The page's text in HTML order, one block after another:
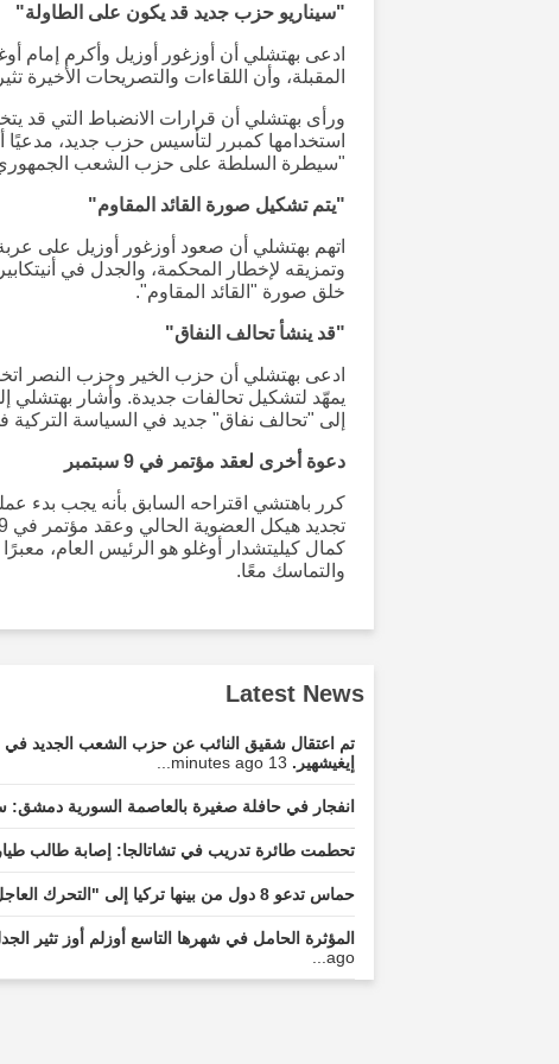
"سيناريو حزب جديد قد يكون على الطاولة"
ادعى بهتشلي أن أوزغور أوزيل وأكرم إمام
المقبلة، وأن اللقاءات والتصريحات الأخيرة
ورأى بهتشلي أن قرارات الانضباط التي قد
استخدامها كمبرر لتأسيس حزب جديد،
"سيطرة السلطة على حزب الشعب
"يتم تشكيل صورة القائد المقاوم"
اتهم بهتشلي أن صعود أوزغور أوزيل على
وتمزيقه لإخطار المحكمة، والجدل في
خلق صورة "القائد المقاوم".
"قد ينشأ تحالف النفاق"
ادعى بهتشلي أن حزب الخير وحزب النصر
يمهّد لتشكيل تحالفات جديدة. وأشار
إلى "تحالف نفاق" جديد في السياسة التركية
دعوة أخرى لعقد مؤتمر في 9 سبتمبر
كرر باهتشي اقتراحه السابق بأنه يجب بدء
كمال كيليتشدار أوغلو هو الرئيس العام،
والتماسك معًا.
Latest News
تم اعتقال شقيق النائب عن حزب الشعب الجديد في
إيغيشهير. 13 minutes ago...
انفجار في حافلة صغيرة بالعاصمة السورية
تحطمت طائرة تدريب في تشاتالجا: إصابة طالب طيار
حماس تدعو 8 دول من بينها تركيا إلى "التحرك العاجل"
المؤثرة الحامل في شهرها التاسع أوزلم أوز تثير
ago...